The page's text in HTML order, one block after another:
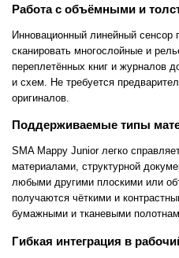
Работа с объёмными и
Инновационный линейный сенсор
сканировать многослойные и
переплетённых книг и журналов
и схем. Не требуется
оригиналов.
Поддерживаемые типы
SMA Mappy Junior легко
материалами, структурной
любыми другими плоскими или
получаются чёткими и
бумажными и тканевыми
Гибкая интеграция в